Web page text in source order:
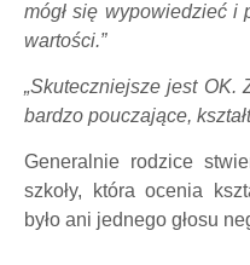
mógł się wypowiedzieć i
wartości.”
„Skuteczniejsze jest OK.
bardzo pouczające,
Generalnie rodzice
szkoły, która ocenia
było ani jednego głosu